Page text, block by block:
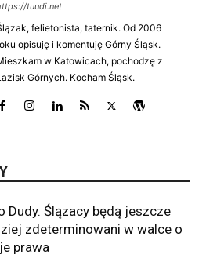
tuudi.net
felietonista, taternik. Od 2006
opisuję i komentuję Górny Śląsk.
w Katowicach, pochodzę z
Górnych. Kocham Śląsk.
Dudy. Ślązacy będą jeszcze
zdeterminowani w walce o
prawa